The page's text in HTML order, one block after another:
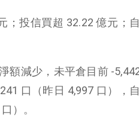
；投信買超 32.22 億元；
額減少，未平倉目前 -
口（昨日 4,997 口），
）。